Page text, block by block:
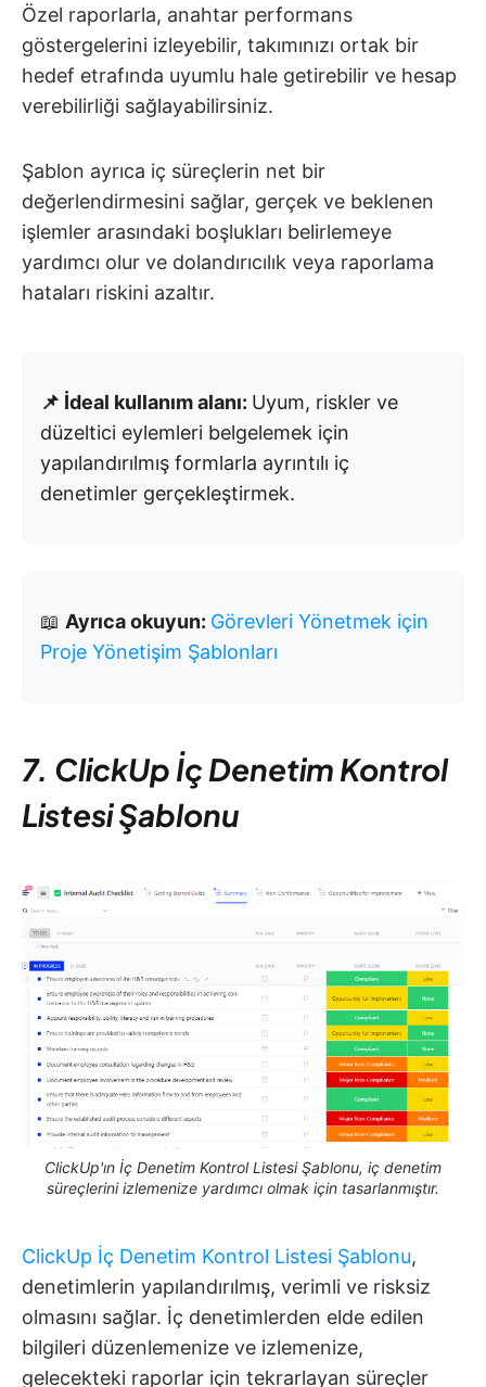
Özel raporlarla, anahtar performans
göstergelerini izleyebilir, takımınızı ortak bir
hedef etrafında uyumlu hale getirebilir ve hesap
verebilirliği sağlayabilirsiniz.
Şablon ayrıca iç süreçlerin net bir
değerlendirmesini sağlar, gerçek ve beklenen
işlemler arasındaki boşlukları belirlemeye
yardımcı olur ve dolandırıcılık veya raporlama
hataları riskini azaltır.
📌 İdeal kullanım alanı: Uyum, riskler ve
düzeltici eylemleri belgelemek için
yapılandırılmış formlarla ayrıntılı iç
denetimler gerçekleştirmek.
📖 Ayrıca okuyun: Görevleri Yönetmek için
Proje Yönetişim Şablonları
7. ClickUp İç Denetim Kontrol
Listesi Şablonu
ClickUp'ın İç Denetim Kontrol Listesi Şablonu, iç denetim
süreçlerini izlemenize yardımcı olmak için tasarlanmıştır.
ClickUp İç Denetim Kontrol Listesi Şablonu,
denetimlerin yapılandırılmış, verimli ve risksiz
olmasını sağlar. İç denetimlerden elde edilen
bilgileri düzenlemenize ve izlemenize,
gelecekteki raporlar için tekrarlayan süreçler